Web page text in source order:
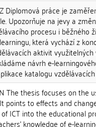
Diplomová práce je
Upozorňuje na jevy a
procesu i běžného
která vychází z
aktivit
návrh e-
katalogu
The thesis focuses on the
points to effects and
ICT into the educational
knowledge of e-